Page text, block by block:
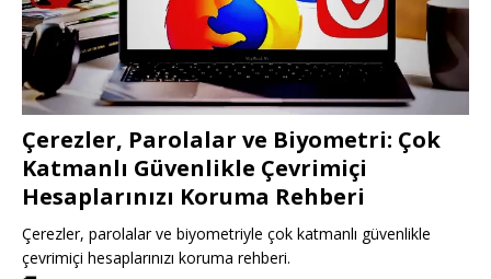
Çerezler, Parolalar ve Biyometri: Çok
Katmanlı Güvenlikle Çevrimiçi
Hesaplarınızı Koruma Rehberi
Çerezler, parolalar ve biyometriyle çok katmanlı güvenlikle
çevrimiçi hesaplarınızı koruma rehberi.